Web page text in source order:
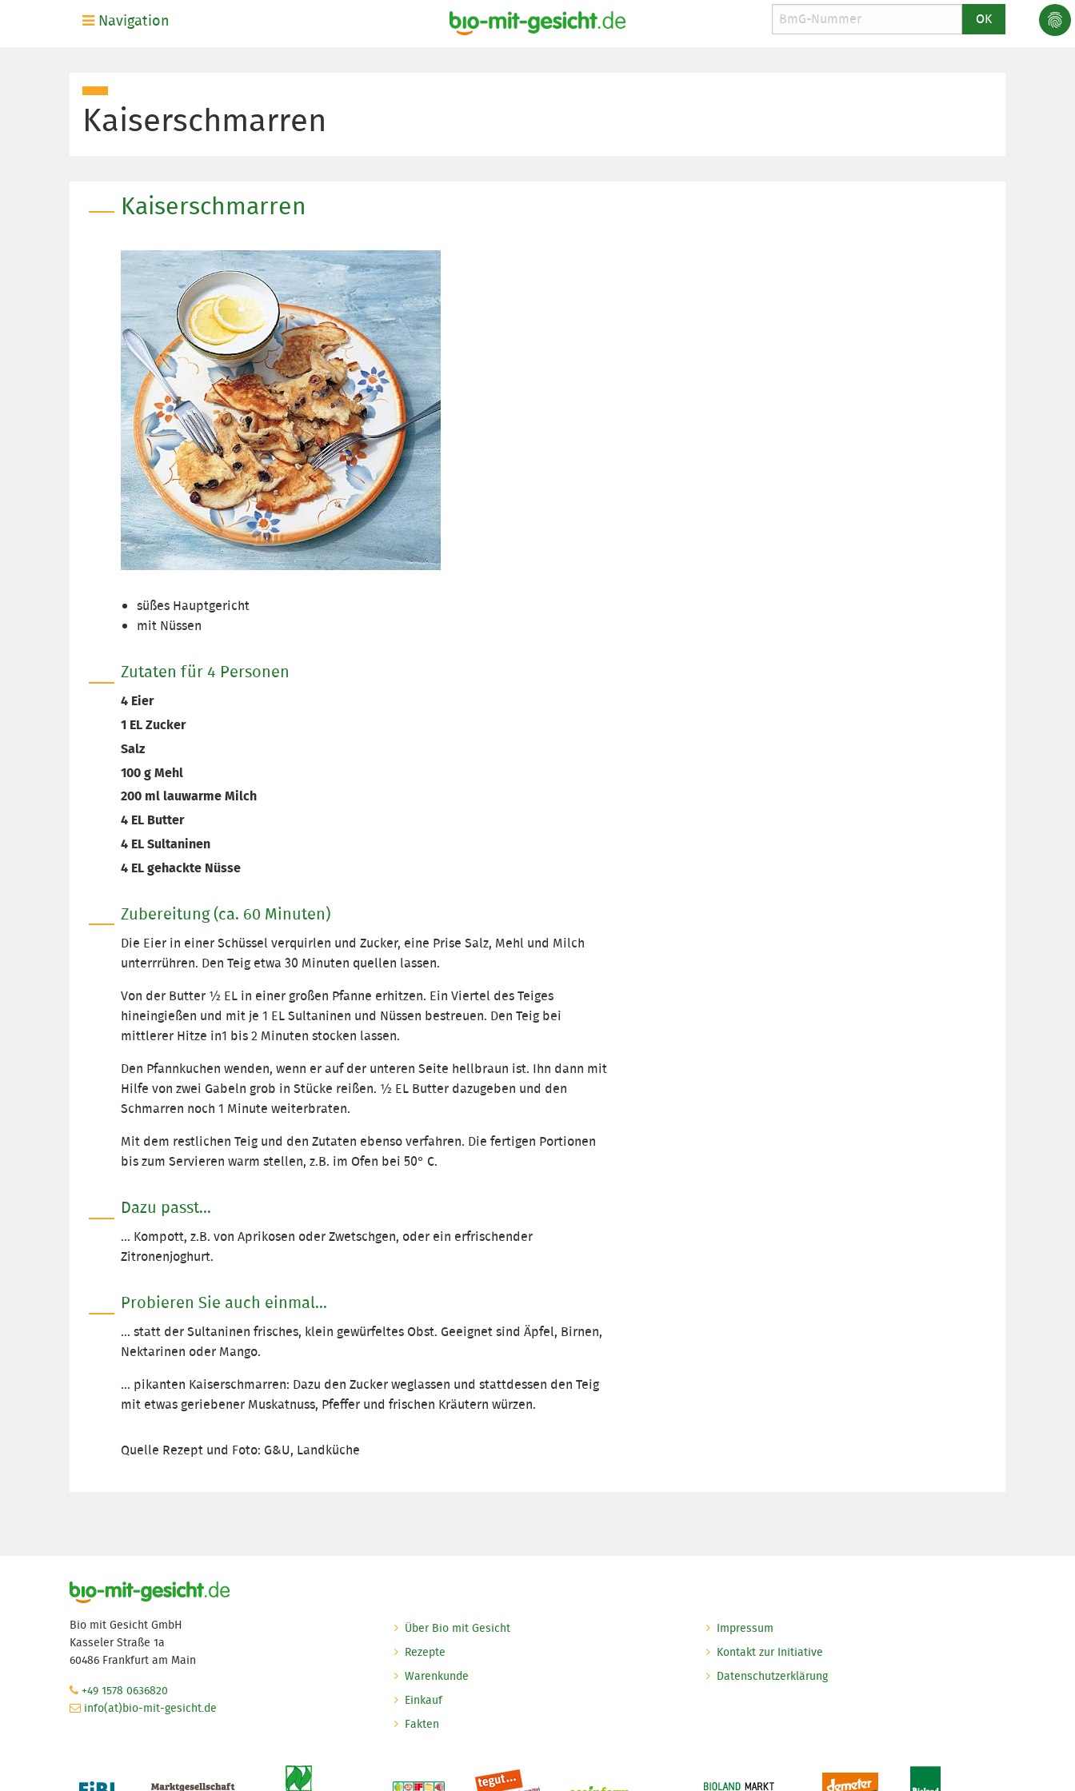
Navigation
Kaiserschmarren
Kaiserschmarren
süßes Hauptgericht
mit Nüssen
Zutaten für 4 Personen
4 Eier
1 EL Zucker
Salz
100 g Mehl
200 ml lauwarme Milch
4 EL Butter
4 EL Sultaninen
4 EL gehackte Nüsse
Zubereitung (ca. 60 Minuten)
Die Eier in einer Schüssel verquirlen und Zucker, eine Prise Salz, Mehl und Milch
unterrrühren. Den Teig etwa 30 Minuten quellen lassen.
Von der Butter ½ EL in einer großen Pfanne erhitzen. Ein Viertel des Teiges
hineingießen und mit je 1 EL Sultaninen und Nüssen bestreuen. Den Teig bei
mittlerer Hitze in1 bis 2 Minuten stocken lassen.
Den Pfannkuchen wenden, wenn er auf der unteren Seite hellbraun ist. Ihn dann mit
Hilfe von zwei Gabeln grob in Stücke reißen. ½ EL Butter dazugeben und den
Schmarren noch 1 Minute weiterbraten.
Mit dem restlichen Teig und den Zutaten ebenso verfahren. Die fertigen Portionen
bis zum Servieren warm stellen, z.B. im Ofen bei 50° C.
Dazu passt...
... Kompott, z.B. von Aprikosen oder Zwetschgen, oder ein erfrischender
Zitronenjoghurt.
Probieren Sie auch einmal...
... statt der Sultaninen frisches, klein gewürfeltes Obst. Geeignet sind Äpfel, Birnen,
Nektarinen oder Mango.
... pikanten Kaiserschmarren: Dazu den Zucker weglassen und stattdessen den Teig
mit etwas geriebener Muskatnuss, Pfeffer und frischen Kräutern würzen.
Quelle Rezept und Foto: G&U, Landküche
Bio mit Gesicht GmbH
Kasseler Straße 1a
60486 Frankfurt am Main
+49 1578 0636820
info(at)bio-mit-gesicht.de
Über Bio mit Gesicht
Rezepte
Warenkunde
Einkauf
Fakten
Impressum
Kontakt zur Initiative
Datenschutzerklärung